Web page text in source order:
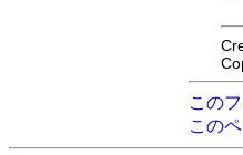
この
この